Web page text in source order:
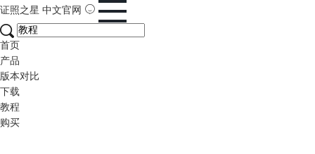
证照之星 中文官网
首页
产品
版本对比
下载
教程
购买